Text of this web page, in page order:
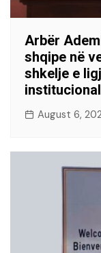
Arbër
shqipe në
shkelje e
institucional
August 6,